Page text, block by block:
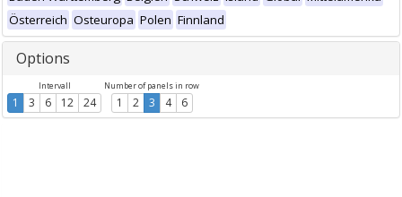
Österreich Osteuropa Polen Finnland
Options
Intervall
1 3 6 12 24
Number of panels in row
1 2 3 4 6